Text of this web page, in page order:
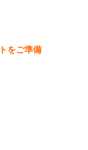
をご準備